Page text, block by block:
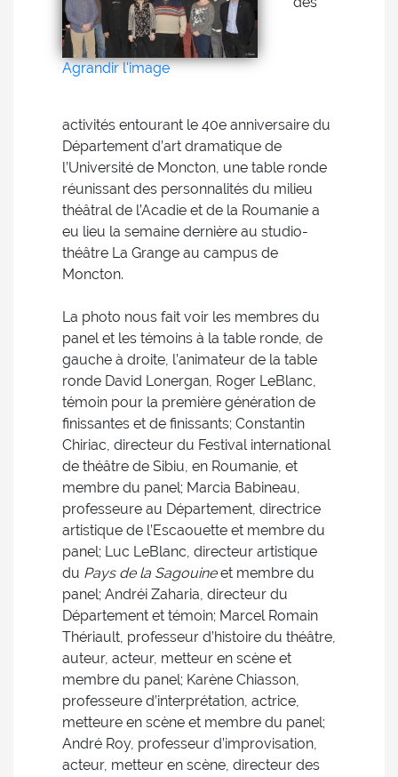
Agrandir l'image
activités entourant le 40e anniversaire du
Département d’art dramatique de
l’Université de Moncton, une table ronde
réunissant des personnalités du milieu
théâtral de l’Acadie et de la Roumanie a
eu lieu la semaine dernière au studio-
théâtre La Grange au campus de
Moncton.
La photo nous fait voir les membres du
panel et les témoins à la table ronde, de
gauche à droite, l’animateur de la table
ronde David Lonergan, Roger LeBlanc,
témoin pour la première génération de
finissantes et de finissants; Constantin
Chiriac, directeur du Festival international
de théâtre de Sibiu, en Roumanie, et
membre du panel; Marcia Babineau,
professeure au Département, directrice
artistique de l’Escaouette et membre du
panel; Luc LeBlanc, directeur artistique
du Pays de la Sagouineet membre du
panel; Andréi Zaharia, directeur du
Département et témoin; Marcel Romain
Thériault, professeur d’histoire du théâtre,
auteur, acteur, metteur en scène et
membre du panel; Karène Chiasson,
professeure d’interprétation, actrice,
metteure en scène et membre du panel;
André Roy, professeur d’improvisation,
acteur, metteur en scène, directeur des